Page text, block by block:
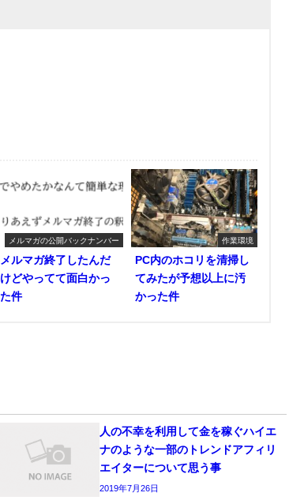
メルマガの公開バックナンバー
メルマガ終了したんだ
けどやってて面白かっ
た件
作業環境
PC内のホコリを清掃し
てみたが予想以上に汚
かった件
人の不幸を利用して金を稼ぐハイエ
ナのような一部のトレンドアフィリ
エイターについて思う事
2019年7月26日